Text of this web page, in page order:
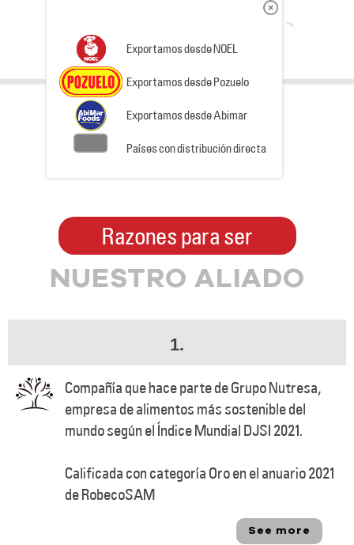
Exportamos desde NOEL
Exportamos desde Pozuelo
Exportamos desde Abimar
Países con distribución directa
Razones para ser
NUESTRO ALIADO
1.
Compañía que hace parte de Grupo Nutresa,
empresa de alimentos más sostenible del
mundo según el Índice Mundial DJSI 2021.
Calificada con categoría Oro en el anuario 2021
de RobecoSAM
See more